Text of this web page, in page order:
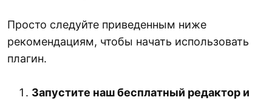
Просто следуйте приведенным ниже
рекомендациям, чтобы начать использовать
плагин.
Запустите наш бесплатный редактор и